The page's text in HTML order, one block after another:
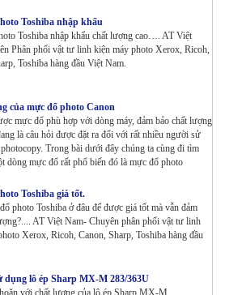
Ricoh MP 7503 Renew
Ricoh IM 7000
năng G&G GP4200DW in Đảo mặt ,
Toshiba nhập khẩu
Toshiba nhập khẩu chất lượng cao…. AT Việt
Phân phối vật tư linh kiện máy photo Xerox, Ricoh,
Toshiba hàng đầu Việt Nam.
của mực đổ photo Canon
mực đổ phù hợp với dòng máy, đảm bảo chất lượng
là câu hỏi được đặt ra đối với rất nhiều người sử
Trong bài dưới đây chúng ta cùng đi tìm
dòng mực đổ rất phổ biến đó là mực đổ photo
Toshiba giá tốt.
photo Toshiba ở đâu để được giá tốt mà vẫn đảm
AT Việt Nam- Chuyên phân phối vật tư linh
Xerox, Ricoh, Canon, Sharp, Toshiba hàng đầu
dụng lô ép Sharp MX-M 283/363U
với chất lượng của lô ép Sharp MX-M